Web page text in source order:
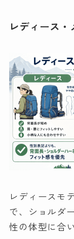
レディース
レディースモ
で、ショルダ
性の体型に合